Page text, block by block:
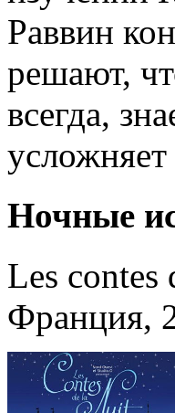
Раввин
решают,
всегда,
Ночные
Les contes
Франция,